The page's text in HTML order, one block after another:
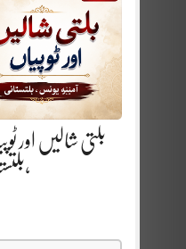
بلتی شالیں اور